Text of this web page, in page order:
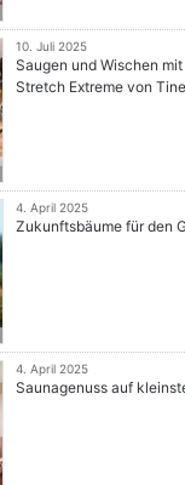
10. Juli 2025
Saugen und Wischen mit
Stretch Extreme von
4. April 2025
Zukunftsbäume für den
4. April 2025
Saunagenuss auf